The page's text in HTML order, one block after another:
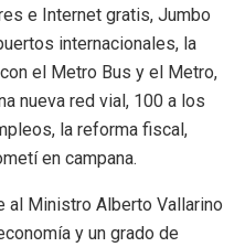
e Internet gratis, Jumbo
internacionales, la
el Metro Bus y el Metro,
nueva red vial, 100 a los
la reforma fiscal,
en campana.
al Ministro Alberto Vallarino
y un grado de